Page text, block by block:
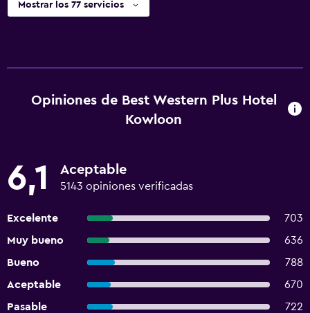
Mostrar los 77 servicios
Opiniones de Best Western Plus Hotel
Kowloon
6,1 Aceptable
5143 opiniones verificadas
Excelente
703
Muy bueno
636
Bueno
788
Aceptable
670
Pasable
722